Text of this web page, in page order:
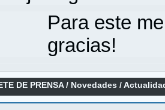
Para este
gracias!
DE PRENSA/ Novedades /
Bellica Third Generation.